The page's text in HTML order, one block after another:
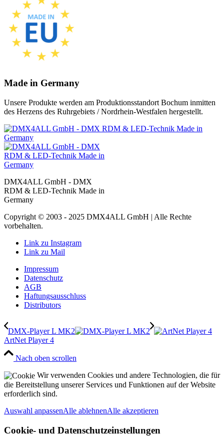
Made in Germany
Unsere Produkte werden am Produktionsstandort Bochum inmitten
des Herzens des Ruhrgebiets / Nordrhein-Westfalen hergestellt.
DMX4ALL GmbH - DMX
RDM & LED-Technik Made in
Germany
Copyright © 2003 - 2025 DMX4ALL GmbH | Alle Rechte
vorbehalten.
Link zu Instagram
Link zu Mail
Impressum
Datenschutz
AGB
Haftungsausschluss
Distributors
DMX-Player L MK2
ArtNet Player 4
Nach oben scrollen
Wir verwenden Cookies und andere Technologien, die für
die Bereitstellung unserer Services und Funktionen auf der Website
erforderlich sind.
Auswahl anpassenAlle ablehnenAlle akzeptieren
Cookie- und Datenschutzeinstellungen